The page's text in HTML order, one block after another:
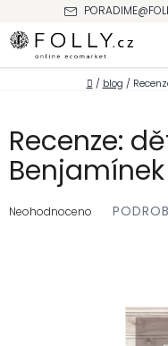
obsah
Domů
/ blog /
Recenze:
Benjamínek
hodnocení
Neohodnoceno